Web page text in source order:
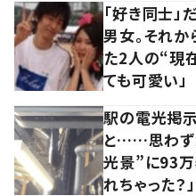
「好き同士
男女。それ
た2人の“現
ても可愛い」
駅の電光掲
と……思わず
光景”に93万
れちゃった？」